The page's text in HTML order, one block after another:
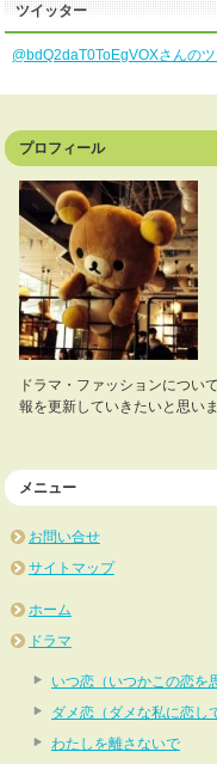
ツイッター
@bdQ2daT0ToEgVOXさんのツ
プロフィール
ドラマ・ファッションについ
報を更新していきたいと思い
メニュー
お問い合せ
サイトマップ
ホーム
ドラマ
いつ恋（いつかこの恋を
ダメ恋（ダメな私に恋し
わたしを離さないで